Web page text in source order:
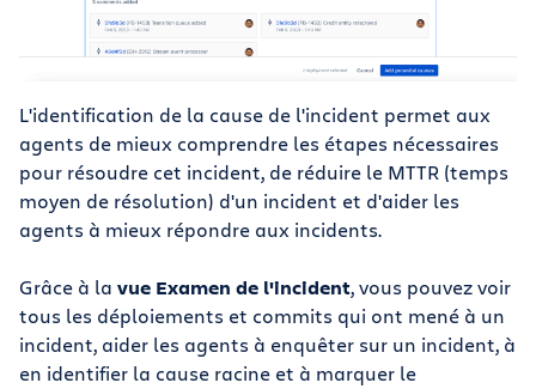
L'identification de la cause de l'incident permet aux
agents de mieux comprendre les étapes nécessaires
pour résoudre cet incident, de réduire le MTTR (temps
moyen de résolution) d'un incident et d'aider les
agents à mieux répondre aux incidents.
Grâce à la vue Examen de l'incident, vous pouvez voir
tous les déploiements et commits qui ont mené à un
incident, aider les agents à enquêter sur un incident, à
en identifier la cause racine et à marquer le